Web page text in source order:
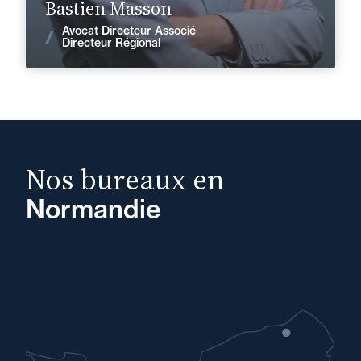
Bastien Masson
Avocat Directeur Associé
Directeur RégionalVoir les actualités
Nos bureaux en
Normandie